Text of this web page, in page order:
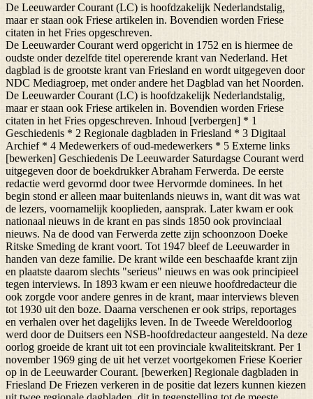
De Leeuwarder Courant (LC) is hoofdzakelijk Nederlandstalig,
maar er staan ook Friese artikelen in. Bovendien worden Friese
citaten in het Fries opgeschreven.
De Leeuwarder Courant werd opgericht in 1752 en is hiermee de
oudste onder dezelfde titel opererende krant van Nederland. Het
dagblad is de grootste krant van Friesland en wordt uitgegeven door
NDC Mediagroep, met onder andere het Dagblad van het Noorden.
De Leeuwarder Courant (LC) is hoofdzakelijk Nederlandstalig,
maar er staan ook Friese artikelen in. Bovendien worden Friese
citaten in het Fries opgeschreven. Inhoud [verbergen] * 1
Geschiedenis * 2 Regionale dagbladen in Friesland * 3 Digitaal
Archief * 4 Medewerkers of oud-medewerkers * 5 Externe links
[bewerken] Geschiedenis De Leeuwarder Saturdagse Courant werd
uitgegeven door de boekdrukker Abraham Ferwerda. De eerste
redactie werd gevormd door twee Hervormde dominees. In het
begin stond er alleen maar buitenlands nieuws in, want dit was wat
de lezers, voornamelijk kooplieden, aansprak. Later kwam er ook
nationaal nieuws in de krant en pas sinds 1850 ook provinciaal
nieuws. Na de dood van Ferwerda zette zijn schoonzoon Doeke
Ritske Smeding de krant voort. Tot 1947 bleef de Leeuwarder in
handen van deze familie. De krant wilde een beschaafde krant zijn
en plaatste daarom slechts "serieus" nieuws en was ook principieel
tegen interviews. In 1893 kwam er een nieuwe hoofdredacteur die
ook zorgde voor andere genres in de krant, maar interviews bleven
tot 1930 uit den boze. Daarna verschenen er ook strips, reportages
en verhalen over het dagelijks leven. In de Tweede Wereldoorlog
werd door de Duitsers een NSB-hoofdredacteur aangesteld. Na deze
oorlog groeide de krant uit tot een provinciale kwaliteitskrant. Per 1
november 1969 ging de uit het verzet voortgekomen Friese Koerier
op in de Leeuwarder Courant. [bewerken] Regionale dagbladen in
Friesland De Friezen verkeren in de positie dat lezers kunnen kiezen